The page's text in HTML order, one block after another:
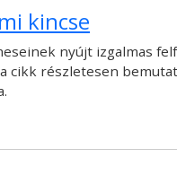
kincse
nyújt izgalmas
cikk részletesen